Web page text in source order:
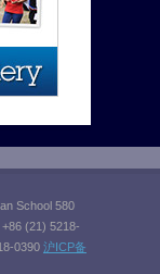
School 580
(21) 5218-
0390 沪ICP备